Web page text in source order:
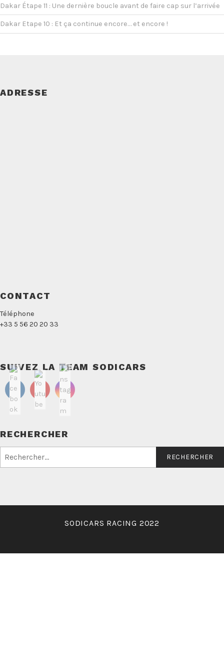
Dakar Étape 11 : Une dernière boucle avant de faire cap sur l’arrivée
Dakar Etape 10 : Et ça continue encore… et encore !
ADRESSE
CONTACT
Téléphone
+33 5 56 20 20 33
SUIVEZ LA TEAM SODICARS
RECHERCHER
SODICARS RACING 2022